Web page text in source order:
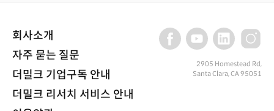
회사소개
자주 묻는 질문
더밀크 기업구독 안내
더밀크 리서치 서비스 안내
2905 Homestead Rd,
Santa Clara, CA 95051